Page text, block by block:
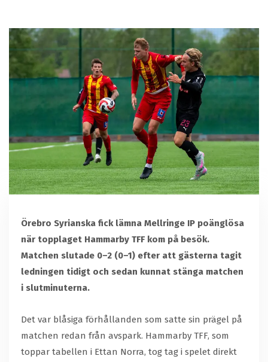
Örebro Syrianska fick lämna Mellringe IP poänglösa
när topplaget Hammarby TFF kom på besök.
Matchen slutade 0–2 (0–1) efter att gästerna tagit
ledningen tidigt och sedan kunnat stänga matchen
i slutminuterna.
Det var blåsiga förhållanden som satte sin prägel på
matchen redan från avspark. Hammarby TFF, som
toppar tabellen i Ettan Norra, tog tag i spelet direkt